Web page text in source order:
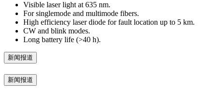
Visible laser light at 635 nm.
For singlemode and multimode fibers.
High efficiency laser diode for fault location up to 5 km.
CW and blink modes.
Long battery life (>40 h).
新闻报道
新闻报道